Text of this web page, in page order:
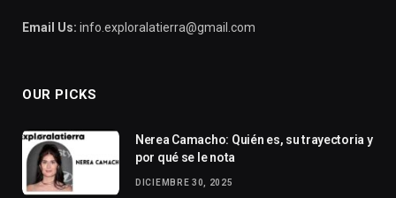
Email Us: info.exploralatierra@gmail.com
OUR PICKS
Nerea Camacho: Quién es, su trayectoria y
por qué se le nota
DICIEMBRE 30, 2025